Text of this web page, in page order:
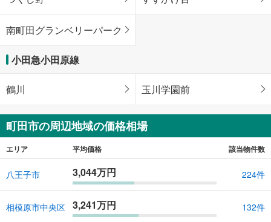
南町田グランベリーパーク
小田急小田原線
鶴川 玉川学園前
町田市の周辺地域の価格相場
エリア 平均価格 該当物件数
八王子市 3,044万円 224件
相模原市中央区 3,241万円 132件